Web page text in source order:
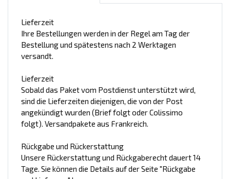
Lieferzeit
Ihre Bestellungen werden in der Regel am Tag der
Bestellung und spätestens nach 2 Werktagen
versandt.
Lieferzeit
Sobald das Paket vom Postdienst unterstützt wird,
sind die Lieferzeiten diejenigen, die von der Post
angekündigt wurden (Brief folgt oder Colissimo
folgt). Versandpakete aus Frankreich.
Rückgabe und Rückerstattung
Unsere Rückerstattung und Rückgaberecht dauert 14
Tage. Sie können die Details auf der Seite "Rückgabe